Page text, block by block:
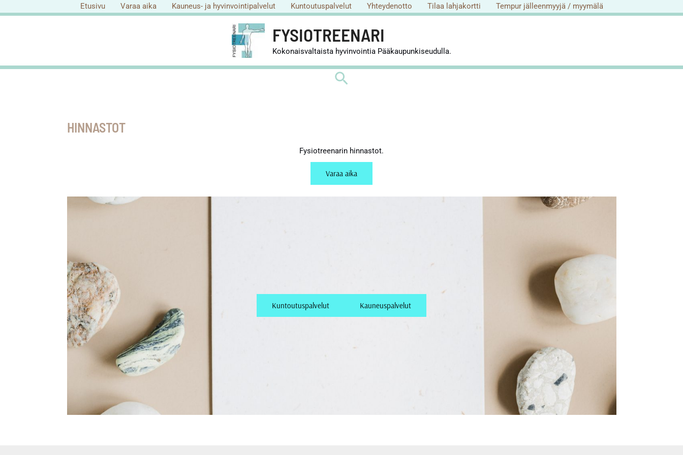
sisältöön
Etusivu Varaa aika Kauneus- ja hyvinvointipalvelut Kuntoutuspalvelut Yhteydenotto Tilaa lahjakortti Tempur jälleenmyyjä / myymälä
FYSIOTREENARI
Kokonaisvaltaista hyvinvointia Pääkaupunkiseudulla.
Hae
HINNASTOT
Fysiotreenarin hinnastot.
Varaa aika
Kuntoutuspalvelut Kauneuspalvelut